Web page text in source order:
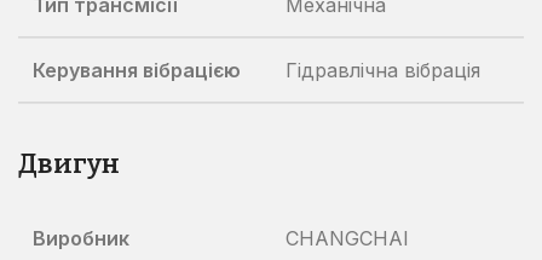
Керування вібрацією Гідравлічна вібрація
Двигун
Виробник CHANGCHAI